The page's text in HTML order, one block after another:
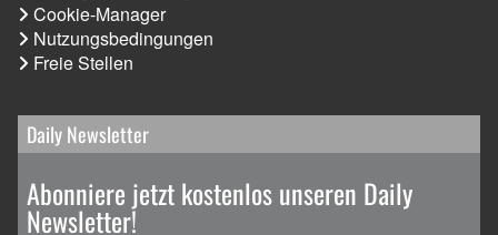
Cookie-Manager
Nutzungsbedingungen
Freie Stellen
Daily Newsletter
Abonniere jetzt kostenlos unseren Daily
Newsletter!